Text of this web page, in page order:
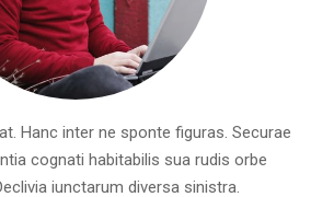
Hanc inter ne sponte figuras. Securae
cognati habitabilis sua rudis orbe
iunctarum diversa sinistra.